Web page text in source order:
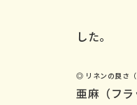
した。
◎ リネンの良さ
亜麻（フ